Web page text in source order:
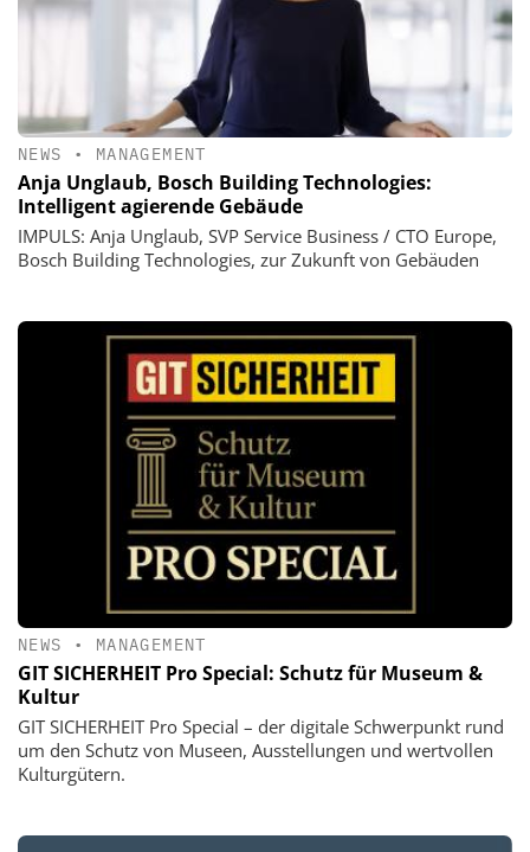
NEWS • MANAGEMENT
Anja Unglaub, Bosch Building Technologies:
Intelligent agierende Gebäude
IMPULS: Anja Unglaub, SVP Service Business / CTO Europe,
Bosch Building Technologies, zur Zukunft von Gebäuden
NEWS • MANAGEMENT
GIT SICHERHEIT Pro Special: Schutz für Museum &
Kultur
GIT SICHERHEIT Pro Special – der digitale Schwerpunkt rund
um den Schutz von Museen, Ausstellungen und wertvollen
Kulturgütern.